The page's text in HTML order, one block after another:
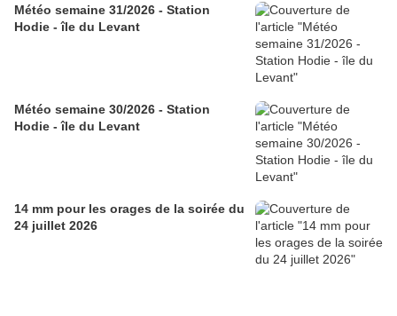
Météo semaine 31/2026 - Station
Hodie - île du Levant
Météo semaine 30/2026 - Station
Hodie - île du Levant
14 mm pour les orages de la soirée du
24 juillet 2026